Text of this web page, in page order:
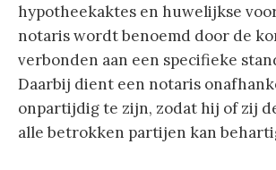
hypotheekaktes en huwelijkse
notaris wordt benoemd door de
verbonden aan een specifieke
Daarbij dient een notaris
onpartijdig te zijn, zodat hij of zij
alle betrokken partijen kan